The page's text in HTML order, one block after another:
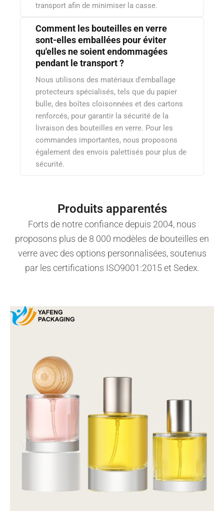
transport afin de minimiser la casse.
Comment les bouteilles en verre
sont-elles emballées pour éviter
qu'elles ne soient endommagées
pendant le transport ?
Nous utilisons des matériaux d'emballage
protecteurs spécialisés, tels que du papier
bulle, des boîtes cloisonnées et des cartons
renforcés, pour garantir la sécurité de la
livraison des bouteilles en verre. Pour les
commandes importantes, nous proposons
également des envois palettisés pour plus de
sécurité.
Produits apparentés
Forts de notre confiance depuis 2004, nous
proposons plus de 8 000 modèles de bouteilles en
verre avec des options personnalisées, soutenus
par les certifications ISO9001:2015 et Sedex.